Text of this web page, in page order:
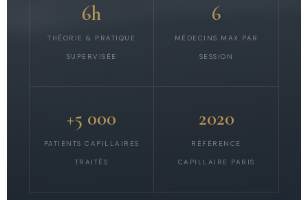
6h
THÉORIE & PRATIQUE
SUPERVISÉE
6
MÉDECINS MAX PAR
SESSION
+5 000
PATIENTS CAPILLAIRES
TRAITÉS
2020
RÉFÉRENCE
CAPILLAIRE PARIS